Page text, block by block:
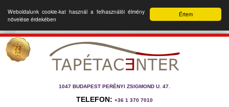
Értem
Weboldalunk cookie-kat használ a felhasználói élmény
növelése érdekében
1047 BUDAPEST PERÉNYI ZSIGMOND U. 47.
TELEFON: +36 1 370 7010